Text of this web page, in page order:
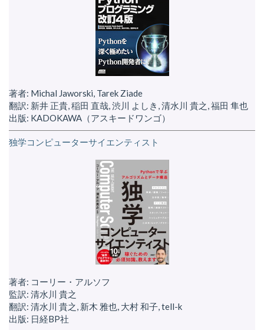
著者: Michal Jaworski, Tarek Ziade
翻訳: 新井 正貴, 稲田 直哉, 渋川 よしき, 清水川 貴之, 福田 隼也
出版: KADOKAWA（アスキードワンゴ）
独学コンピューターサイエンティスト
著者: コーリー・アルソフ
監訳: 清水川 貴之
翻訳: 清水川 貴之, 新木 雅也, 大村 和子, tell-k
出版: 日経BP社